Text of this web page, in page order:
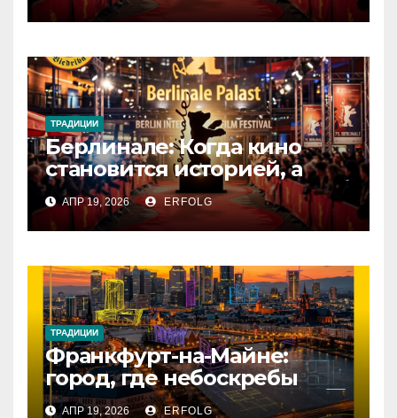
ТРАДИЦИИ
Берлинале: Когда кино
становится историей, а
зритель — частью магии!
АПР 19, 2026 ERFOLG
ТРАДИЦИИ
Франкфурт-на-Майне:
город, где небоскребы
встречаются с историей!
АПР 19, 2026 ERFOLG